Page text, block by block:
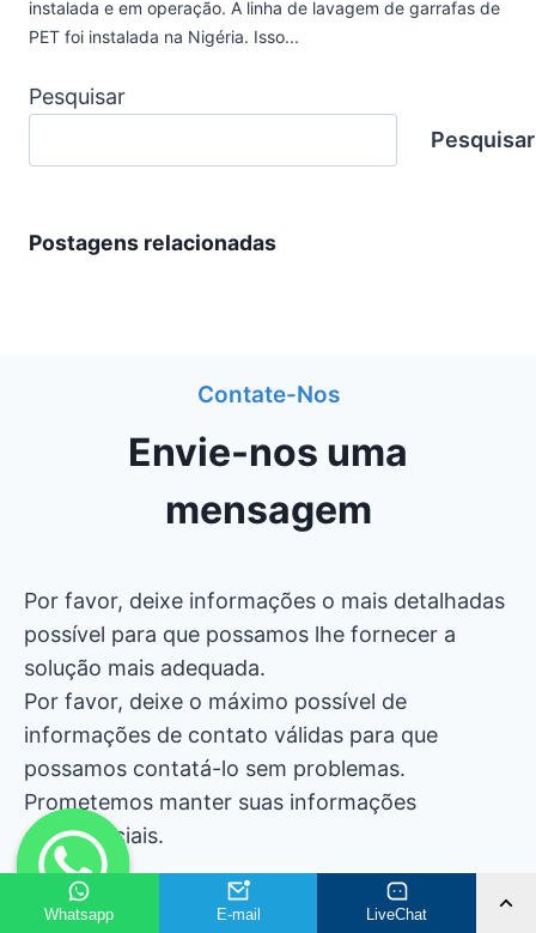
instalada e em operação. A linha de lavagem de garrafas de
PET foi instalada na Nigéria. Isso...
Pesquisar
Pesquisar
Postagens relacionadas
Contate-Nos
Envie-nos uma
mensagem
Por favor, deixe informações o mais detalhadas
possível para que possamos lhe fornecer a
solução mais adequada.
Por favor, deixe o máximo possível de
informações de contato válidas para que
possamos contatá-lo sem problemas.
Prometemos manter suas informações
confidenciais.
Envie-Nos Um Email Para Uma
Whatsapp E-mail LiveChat